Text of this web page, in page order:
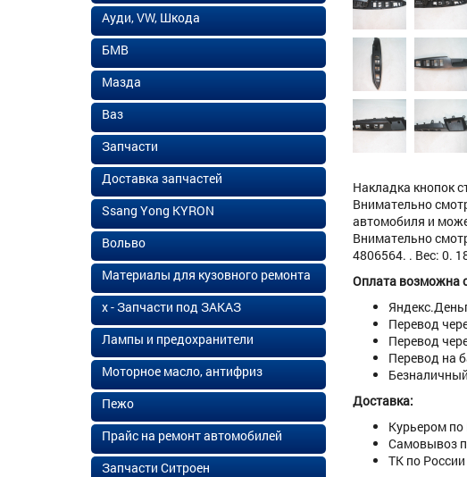
Накладка кнопок
Внимательно
автомобиля и
Внимательно
4806564. . Вес: 0.
Оплата возможна
Перевод
Перевод
Перевод на
Доставка:
Курьером
Самовывоз
ТК по России
Ауди, VW, Шкода
БМВ
Мазда
Ваз
Запчасти
Доставка запчастей
Ssang Yong KYRON
Вольво
Материалы для кузовного ремонта
х - Запчасти под ЗАКАЗ
Лампы и предохранители
Моторное масло, антифриз
Пежо
Прайс на ремонт автомобилей
Запчасти Ситроен